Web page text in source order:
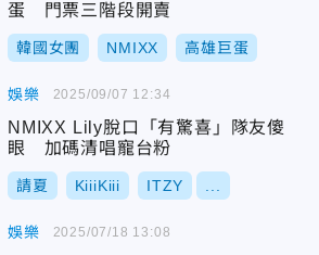
蛋 門票三階段開賣
韓國女團 NMIXX 高雄巨蛋
娛樂
NMIXX Lily脫口「有驚喜」隊友傻
眼 加碼清唱寵台粉
請夏 KiiiKiii ITZY
2025/09/07 12:34
娛樂 2025/07/18 13:08